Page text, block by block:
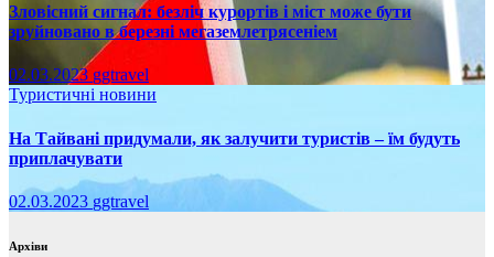
Зловісний сигнал: безліч курортів і міст може бути
зруйновано в березні мегаземлетрясеніем
02.03.2023 ggtravel
Туристичні новини
На Тайвані придумали, як залучити туристів – їм будуть
приплачувати
02.03.2023 ggtravel
Архіви